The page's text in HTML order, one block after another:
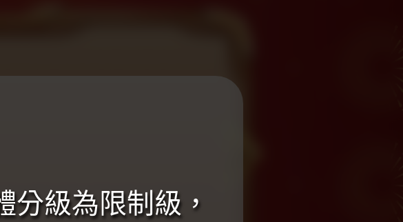
分級為限制級，